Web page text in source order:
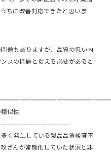
ちに改善対応できたと思いま
題もありますが、品質の低い内
スの問題と捉える必要があると
似性
く発生している製品品質検査不
ざんが常態化していた状況と非